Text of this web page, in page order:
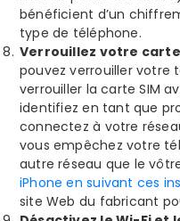
bénéficient d’un
type de téléphone.
Verrouillez votre carte
pouvez verrouiller votre
verrouiller la carte SIM
identifiez en tant que
connectez à votre
vous empêchez votre
autre réseau que le
iPhone en suivant ces
site Web du fabricant